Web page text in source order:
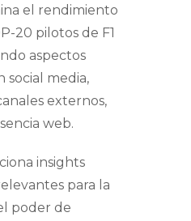
el rendimiento
20 pilotos de F1
aspectos
social media,
externos,
web.
insights
para la
poder de